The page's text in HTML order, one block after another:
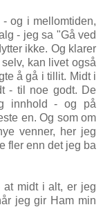
og i mellomtiden,
- jeg sa "Gå ved
ikke. Og klarer
kan livet også
å gå i tillit. Midt i
- til noe godt. De
innhold - og på
en. Og som om
venner, her jeg
fler enn det jeg ba
midt i alt, er jeg
jeg gir Ham min